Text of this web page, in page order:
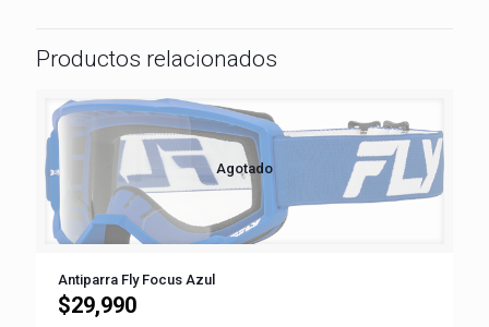
Productos relacionados
Agotado
Antiparra Fly Focus Azul
$29,990